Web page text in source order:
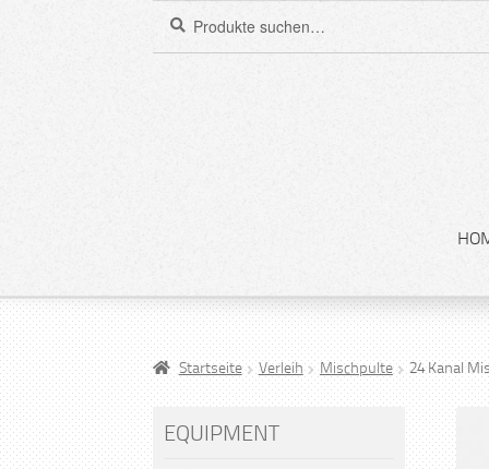
nach:
Startseite Verleih Mischpulte 24 Kanal
EQUIPMENT